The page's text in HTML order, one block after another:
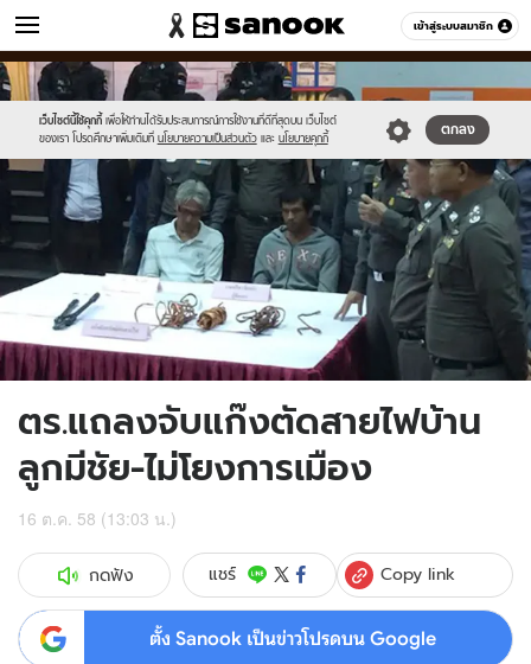
เข้าสู่ระบบสมาชิก
ข่าว หมวดอื่นๆ
เว็บไซต์นี้ใช้คุกกี้ เพื่อให้ท่านได้รับประสบการณ์การใช้งานที่ดีที่สุดบน เว็บไซต์
ของเรา โปรดศึกษาเพิ่มเติมที่ นโยบายความเป็นส่วนตัว และ นโยบายคุกกี้
ตกลง
Sanook
//s.isanook.com/sr/0/images/logo-
new-
sanook.png
600
60
//s.isanook.com/ns/0/ud/376/1883606/652843-
01.jpg
ตร.แถลงจับแก๊งตัดสายไฟบ้าน
ลูกมีชัย-ไม่โยงการเมือง
16 ต.ค. 58 (13:03 น.)
กดฟัง แชร์ Copy link
ตั้ง Sanook เป็นข่าวโปรดบน Google